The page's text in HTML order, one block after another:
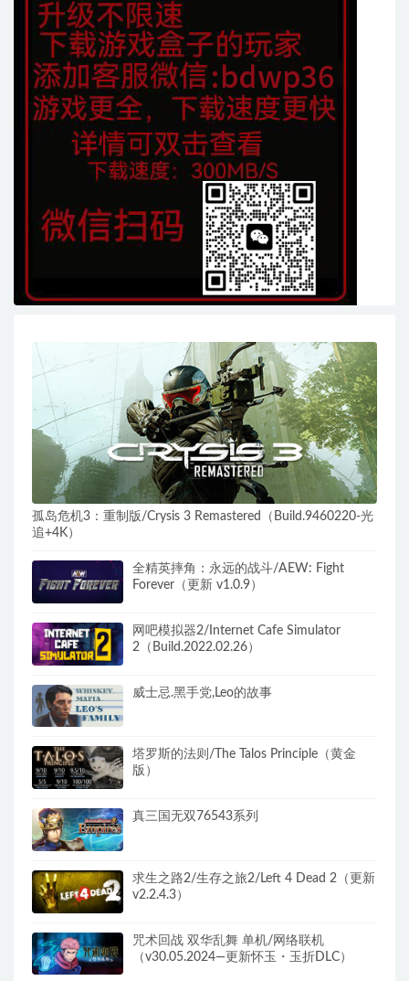
孤岛危机3：重制版/Crysis 3 Remastered（Build.9460220-光
追+4K）
全精英摔角：永远的战斗/AEW: Fight
Forever（更新 v1.0.9）
网吧模拟器2/Internet Cafe Simulator
2（Build.2022.02.26）
威士忌.黑手党,Leo的故事
塔罗斯的法则/The Talos Principle（黄金
版）
真三国无双76543系列
求生之路2/生存之旅2/Left 4 Dead 2（更新
v2.2.4.3）
咒术回战 双华乱舞 单机/网络联机
（v30.05.2024—更新怀玉・玉折DLC）